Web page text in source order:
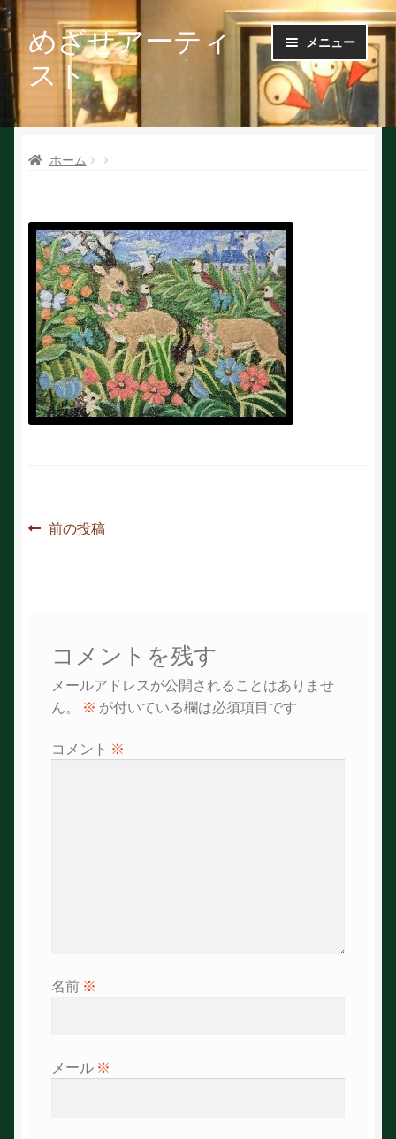
ナ
ビ
ゲ
ン
キ
ッ
プ
コ
ン
テ
ス
プ
めざせアーティ
スト
メニュー
Ｑ＆Ａ
お問い合せ
作家で探す
作家申請
初めての方へ
絵を探す
ホーム
投
ゲ
ー
ョ
前
前の投稿
コメントを残す
メールアドレスが公開されることはありませ
ん。
※ が付いている欄は必須項目です
コメント ※
名前 ※
メール ※